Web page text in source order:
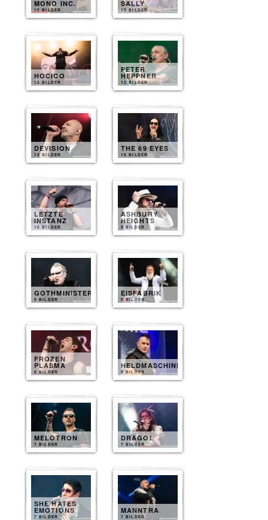
MONO INC.
15 BILDER
SALLY
13 BILDER
HOCICO
12 BILDER
PETER
HEPPNER
12 BILDER
DEVISION
10 BILDER
THE 69 EYES
10 BILDER
LETZTE
INSTANZ
10 BILDER
ASHBURY
HEIGHTS
9 BILDER
GOTHMINISTER
9 BILDER
EISFABRIK
9 BILDER
FROZEN
PLASMA
8 BILDER
HELDMASCHINE
8 BILDER
MELOTRON
7 BILDER
DRAGOL
7 BILDER
SHE HATES
EMOTIONS
7 BILDER
MANNTRA
7 BILDER